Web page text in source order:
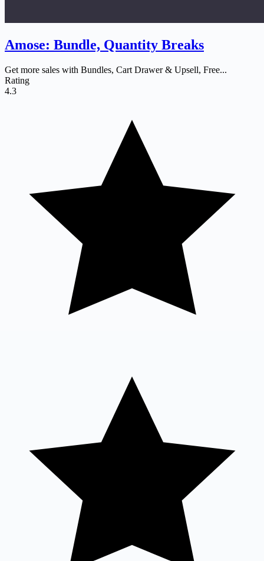
Amose: Bundle, Quantity Breaks
Get more sales with Bundles, Cart Drawer & Upsell, Free...
Rating
4.3